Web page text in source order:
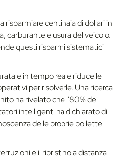
risparmiare centinaia di dollari in
carburante e usura del veicolo.
questi risparmi sistematici
e in tempo reale riduce le
per risolverle. Una ricerca
ha rivelato che l'80% dei
intelligenti ha dichiarato di
delle proprie bollette
e il ripristino a distanza